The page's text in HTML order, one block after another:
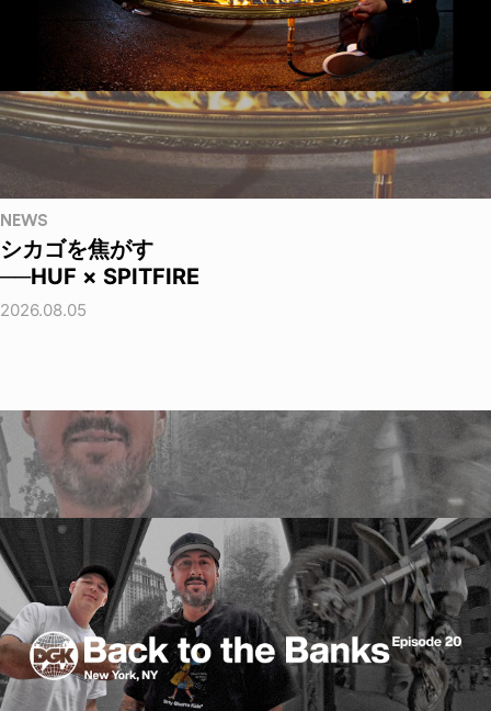
NEWS
シカゴを焦がす
──HUF × SPITFIRE
2026.08.05